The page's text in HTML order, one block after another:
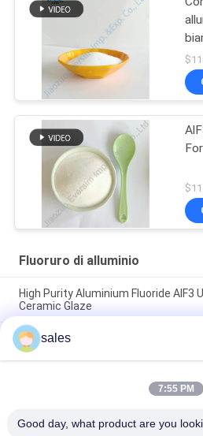
Fluoruro di alluminio
High Purity Aluminium Fluoride AlF3
Ceramic Glaze
Materia prima chimica bianca
alluminio 7784-18-1 per fluidi di
metalli
Prodotto chimico Sabbia bianca
sales
7:55 PM
Good day, what product are you